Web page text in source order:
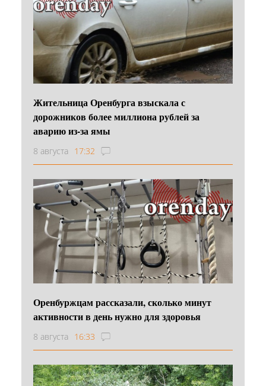
Жительница Оренбурга взыскала с
дорожников более миллиона рублей за
аварию из-за ямы
8 августа 17:32
Оренбуржцам рассказали, сколько минут
активности в день нужно для здоровья
8 августа 16:33